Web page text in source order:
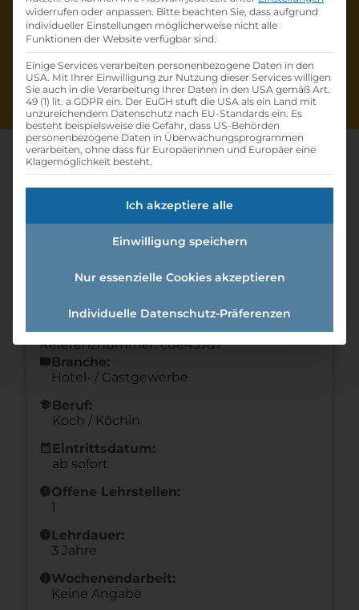
Firmenprofil besuchen
Andere Lehrstelle suchen
Lehrling Koch:köchin (m/w/d)
Offene Lehrstellen
Lehrling
Details zur Lehrstelle
Referenznummer: c0e437d1
folderBranche:
Hotel- / Gastgewerbe
schoolBeruf:
Koch / Köchin
calendar_month Eintrittsdatum:
ab sofort
scheduleOffene Lehrstellen:
1
scheduleLehrdauer:
3 Jahre
infoWochenendarbeit:
Keine Angabe
widerrufen oder anpassen. Bitte beachten Sie, dass aufgrund
individueller Einstellungen möglicherweise nicht alle
Funktionen der Website verfügbar sind.
Einige Services verarbeiten personenbezogene Daten in den
USA. Mit Ihrer Einwilligung zur Nutzung dieser Services willigen
Sie auch in die Verarbeitung Ihrer Daten in den USA gemäß Art.
49 (1) lit. a GDPR ein. Der EuGH stuft die USA als ein Land mit
unzureichendem Datenschutz nach EU-Standards ein. Es
besteht beispielsweise die Gefahr, dass US-Behörden
personenbezogene Daten in Überwachungsprogrammen
verarbeiten, ohne dass für Europäerinnen und Europäer eine
Klagemöglichkeit besteht.
Ich akzeptiere alle
Einwilligung speichern
Nur essenzielle Cookies akzeptieren
Individuelle Datenschutz-Präferenzen